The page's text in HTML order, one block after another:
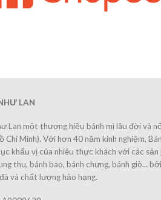
LAN
Lan một thương hiệu bánh mì lâu đời và
Chí Minh). Với hơn 40 năm kinh nghiệm,
khẩu vị của nhiêu thực khách với các sản
thu, bánh bao, bánh chưng, bánh giò...
và chất lượng hảo hạng.